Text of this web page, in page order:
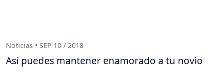
Noticias • SEP 10 / 2018
Así puedes mantener enamorado a tu novio